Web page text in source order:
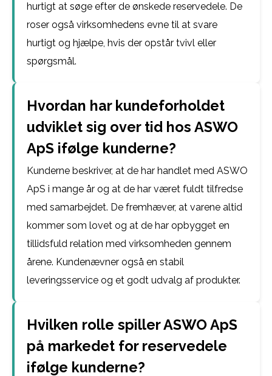
hurtigt at søge efter de ønskede reservedele. De
roser også virksomhedens evne til at svare
hurtigt og hjælpe, hvis der opstår tvivl eller
spørgsmål.
Hvordan har kundeforholdet
udviklet sig over tid hos ASWO
ApS ifølge kunderne?
Kunderne beskriver, at de har handlet med ASWO
ApS i mange år og at de har været fuldt tilfredse
med samarbejdet. De fremhæver, at varene altid
kommer som lovet og at de har opbygget en
tillidsfuld relation med virksomheden gennem
årene. Kundenævner også en stabil
leveringsservice og et godt udvalg af produkter.
Hvilken rolle spiller ASWO ApS
på markedet for reservedele
ifølge kunderne?